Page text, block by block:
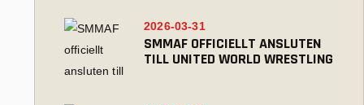
SMMAF OFFICIELLT ANSLUTEN
TILL UNITED WORLD WRESTLING
2026-03-31